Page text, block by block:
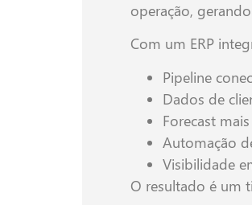
operação,
Com um ERP
Pipeline
Dados de
Forecast
Automação
Visibilidade
O resultado é um